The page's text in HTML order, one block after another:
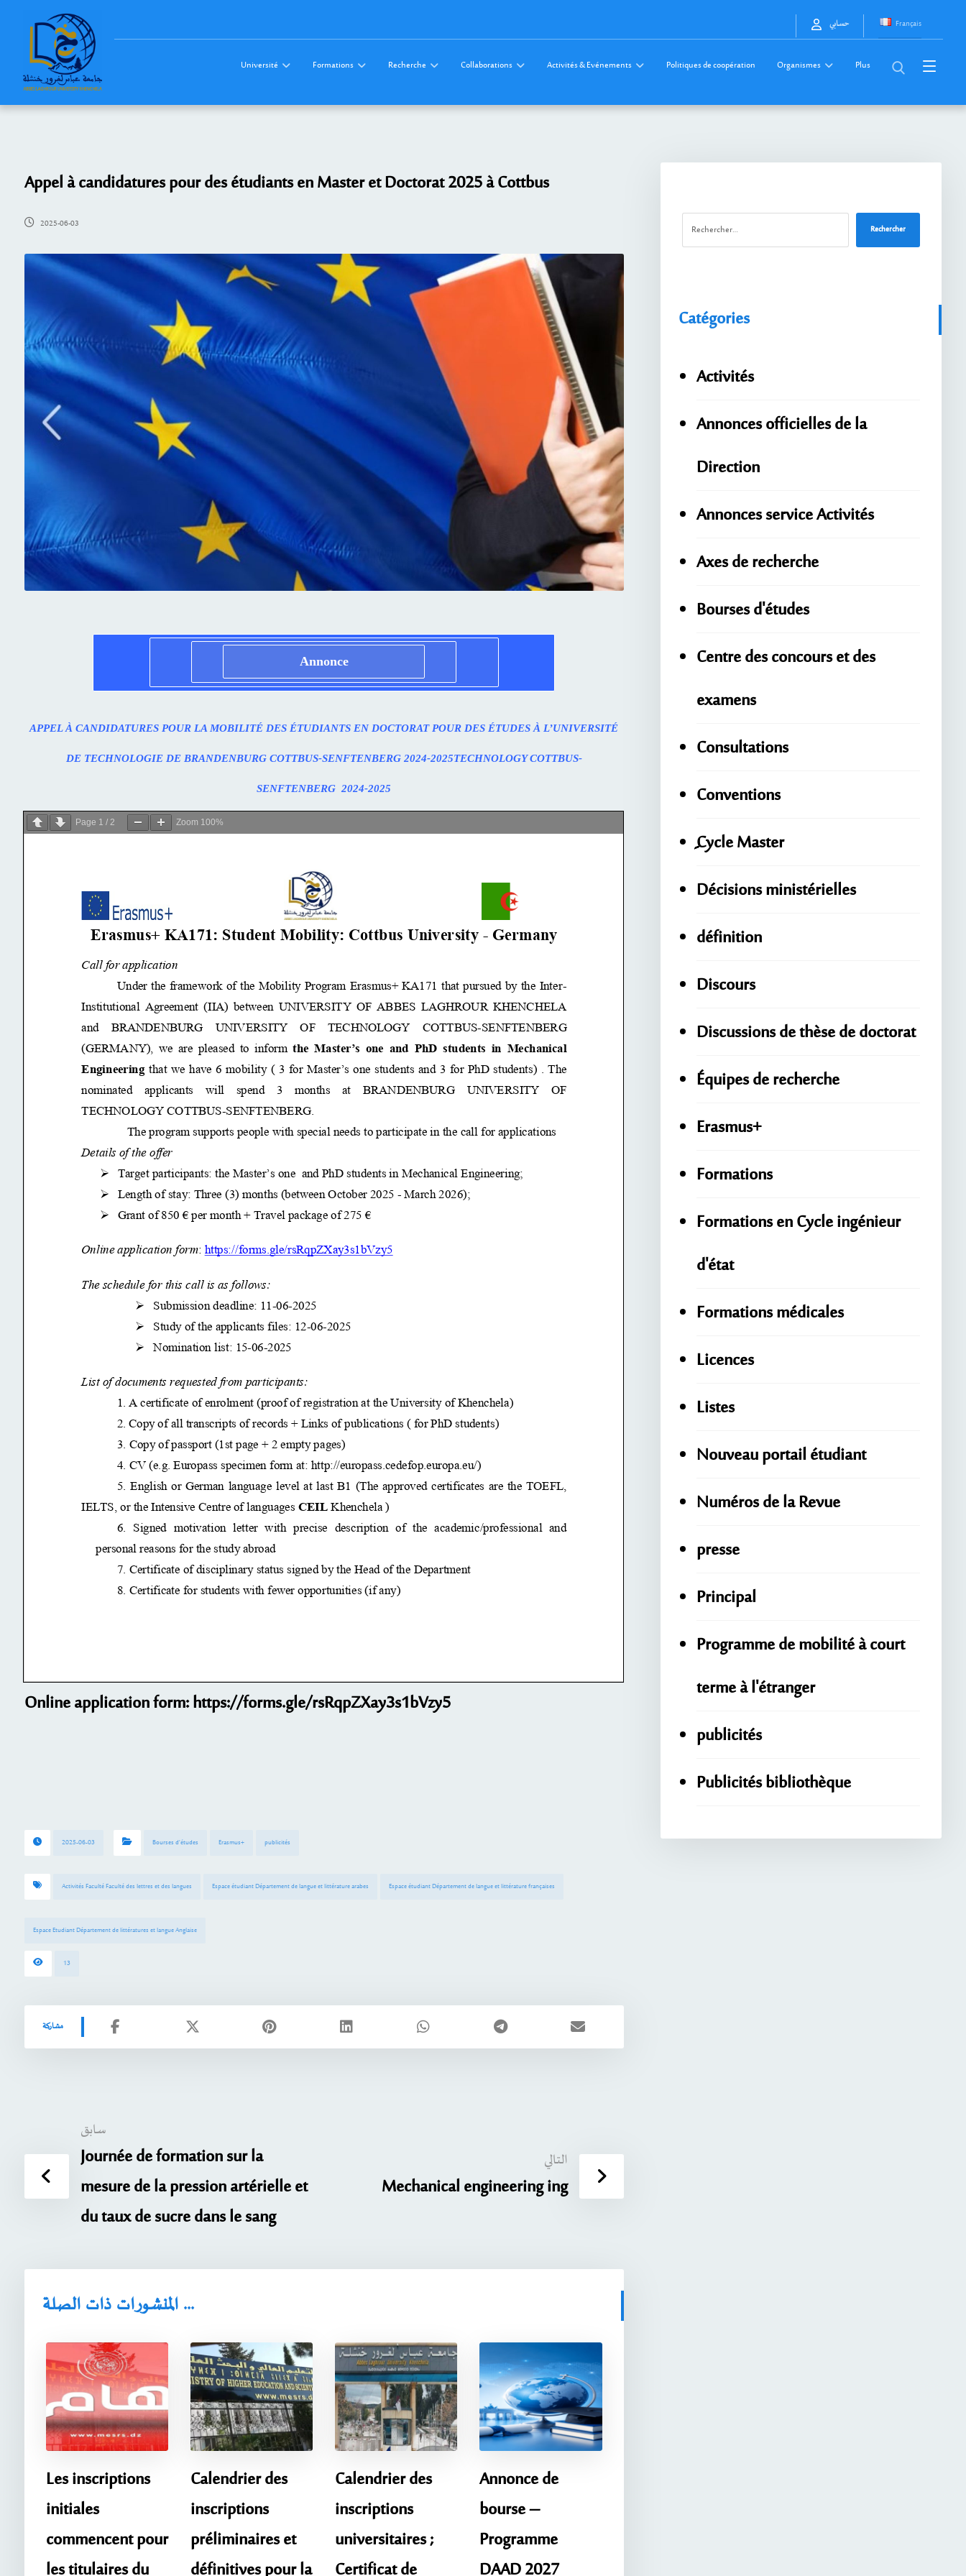
Français حسابي
Université Formations Recherche Collaborations Activités & Evénements Politiques de coopération Organismes Plus
Appel à candidatures pour des étudiants en Master et Doctorat 2025 à Cottbus
2025-06-03
Annonce
APPEL À CANDIDATURES POUR LA MOBILITÉ DES ÉTUDIANTS EN DOCTORAT POUR DES ÉTUDES À L’UNIVERSITÉ
DE TECHNOLOGIE DE BRANDENBURG COTTBUS-SENFTENBERG 2024-2025TECHNOLOGY COTTBUS-
SENFTENBERG 2024-2025
Page 1 / 2 Zoom 100%
Online application form:https://forms.gle/rsRqpZXay3s1bVzy5
2025-06-03 Bourses d'études Erasmus+ publicités
Activités Faculté Faculté des lettres et des langues Espace étudiant Département de langue et littérature arabes Espace étudiant Département de langue et littérature françaises
Espace Etudiant Département de littératures et langue Anglaise
13
سابق
Journée de formation sur la
mesure de la pression artérielle et
du taux de sucre dans le sang
التالي
Mechanical engineering ing
المنشورات ذات الصلة ...
Les inscriptions
initiales
commencent pour
Calendrier des
inscriptions
préliminaires et
Calendrier des
inscriptions
universitaires ;
Annonce de
bourse –
Programme
Rechercher
Catégories
Activités
Annonces officielles de la
Direction
Annonces service Activités
Axes de recherche
Bourses d'études
Centre des concours et des
examens
Consultations
Conventions
ِِِCycle Master
Décisions ministérielles
définition
Discours
Discussions de thèse de doctorat
Équipes de recherche
Erasmus+
Formations
Formations en Cycle ingénieur
d'état
Formations médicales
Licences
Listes
Nouveau portail étudiant
Numéros de la Revue
presse
Principal
Programme de mobilité à court
terme à l'étranger
publicités
Publicités bibliothèque